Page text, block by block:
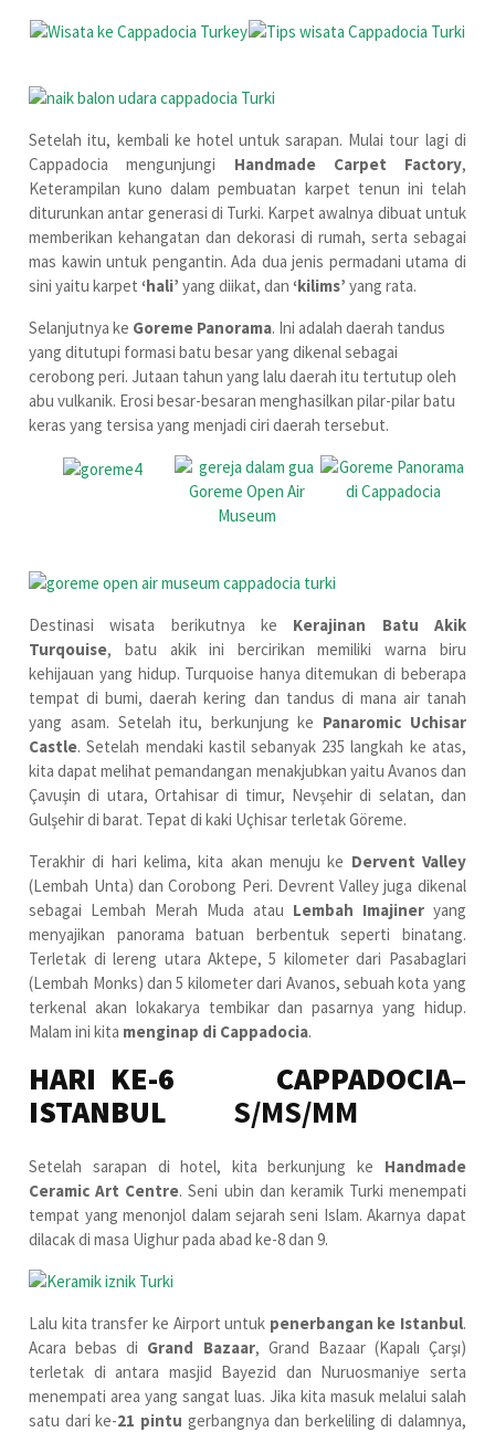
Setelah itu, kembali ke hotel untuk sarapan. Mulai tour lagi di
Cappadocia mengunjungi Handmade Carpet Factory,
Keterampilan kuno dalam pembuatan karpet tenun ini telah
diturunkan antar generasi di Turki. Karpet awalnya dibuat untuk
memberikan kehangatan dan dekorasi di rumah, serta sebagai
mas kawin untuk pengantin. Ada dua jenis permadani utama di
sini yaitu karpet ‘hali’ yang diikat, dan ‘kilims’ yang rata.
Selanjutnya ke Goreme Panorama. Ini adalah daerah tandus
yang ditutupi formasi batu besar yang dikenal sebagai
cerobong peri. Jutaan tahun yang lalu daerah itu tertutup oleh
abu vulkanik. Erosi besar-besaran menghasilkan pilar-pilar batu
keras yang tersisa yang menjadi ciri daerah tersebut.
Destinasi wisata berikutnya ke Kerajinan Batu Akik
Turqouise, batu akik ini bercirikan memiliki warna biru
kehijauan yang hidup. Turquoise hanya ditemukan di beberapa
tempat di bumi, daerah kering dan tandus di mana air tanah
yang asam. Setelah itu, berkunjung ke Panaromic Uchisar
Castle. Setelah mendaki kastil sebanyak 235 langkah ke atas,
kita dapat melihat pemandangan menakjubkan yaitu Avanos dan
Çavuşin di utara, Ortahisar di timur, Nevşehir di selatan, dan
Gulşehir di barat. Tepat di kaki Uçhisar terletak Göreme.
Terakhir di hari kelima, kita akan menuju ke Dervent Valley
(Lembah Unta) dan Corobong Peri. Devrent Valley juga dikenal
sebagai Lembah Merah Muda atau Lembah Imajineryang
menyajikan panorama batuan berbentuk seperti binatang.
Terletak di lereng utara Aktepe, 5 kilometer dari Pasabaglari
(Lembah Monks) dan 5 kilometer dari Avanos, sebuah kota yang
terkenal akan lokakarya tembikar dan pasarnya yang hidup.
Malam ini kita menginap di Cappadocia.
HARI KE-6 CAPPADOCIA–
ISTANBUL S/MS/MM
Setelah sarapan di hotel, kita berkunjung ke Handmade
Ceramic Art Centre. Seni ubin dan keramik Turki menempati
tempat yang menonjol dalam sejarah seni Islam. Akarnya dapat
dilacak di masa Uighur pada abad ke-8 dan 9.
Lalu kita transfer ke Airport untuk penerbangan ke Istanbul.
Acara bebas di Grand Bazaar, Grand Bazaar (Kapalı Çarşı)
terletak di antara masjid Bayezid dan Nuruosmaniye serta
menempati area yang sangat luas. Jika kita masuk melalui salah
satu dari ke-21 pintu gerbangnya dan berkeliling di dalamnya,